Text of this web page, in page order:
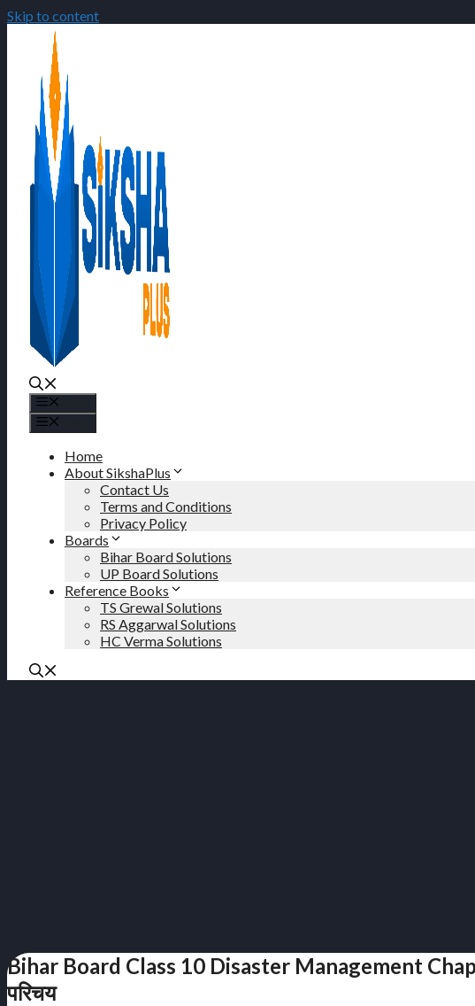
Skip to content
Home
About SikshaPlus
Contact Us
Terms and Conditions
Privacy Policy
Boards
Bihar Board Solutions
UP Board Solutions
Reference Books
TS Grewal Solutions
RS Aggarwal Solutions
HC Verma Solutions
Bihar Board Class 10 Disaster Management
परिचय